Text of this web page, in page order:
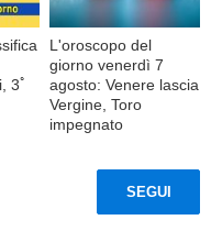
3ﾟ
L'oroscopo del
giorno venerdì 7
agosto: Venere lascia
Vergine, Toro
impegnato
SEGUI